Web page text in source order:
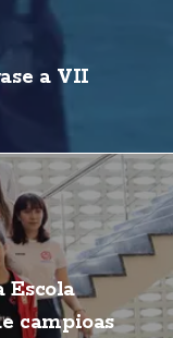
a VII
Escola
campioas